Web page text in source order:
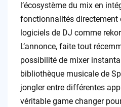
l’écosystème du mix en
fonctionnalités directement
logiciels de DJ comme
L’annonce, faite tout
possibilité de mixer
bibliothèque musicale de
jongler entre différentes
véritable game changer